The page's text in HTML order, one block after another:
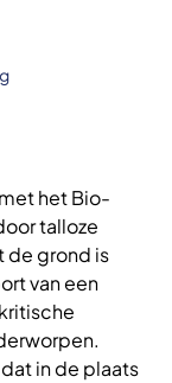
het Bio-
talloze
de grond is
van een
dat in de plaats